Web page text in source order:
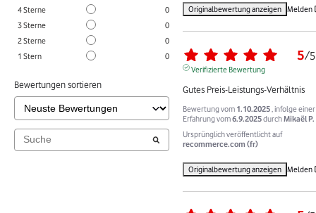
4Sterne
0
3Sterne
0
2Sterne
0
1 Stern 0
Bewertungen sortieren
Originalbewertung anzeigen Melden
5/5
Verifizierte Bewertung
Gutes Preis-Leistungs-Verhältnis
Bewertung vom 1.10.2025 , infolge einer
Erfahrung vom6.9.2025durchMikaël P.
Ursprünglich veröffentlicht auf
recommerce.com (fr)
Originalbewertung anzeigen Melden